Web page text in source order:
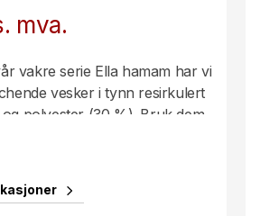
mva.
vakre serie Ella hamam har vi
vesker i tynn resirkulert
polyester (30 %). Bruk dem
jobb eller i byen. Like vakre
du velger å bruke dem.
striper i ulike